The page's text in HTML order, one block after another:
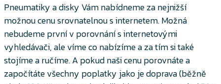
Pneumatiky a disky Vám nabídneme za nejnižší
možnou cenu srovnatelnou s internetem. Možná
nebudeme první v porovnání s internetovými
vyhledávači, ale víme co nabízíme a za tím si také
stojíme a ručíme. A pokud naši cenu porovnáte a
započítáte všechny poplatky jako je doprava (běžně